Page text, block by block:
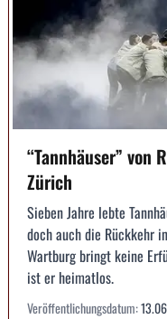
“Tannhäuser” von
Zürich
Sieben Jahre lebte
doch auch die Rückkehr
Wartburg bringt keine
ist er heimatlos.
Veröffentlichungsdatum: